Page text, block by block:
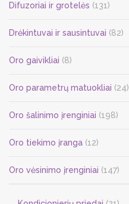
Difuzoriai ir grotelės (131)
Drėkintuvai ir sausintuvai (82)
Oro gaivikliai (8)
Oro parametrų matuokliai (24)
Oro šalinimo įrenginiai (198)
Oro tiekimo įranga (12)
Oro vėsinimo įrenginiai (147)